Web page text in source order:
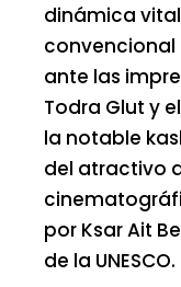
dinámica
convencional
ante las
Todra Glut y
la notable
del atractivo
por Ksar Ait
de la UNESCO.